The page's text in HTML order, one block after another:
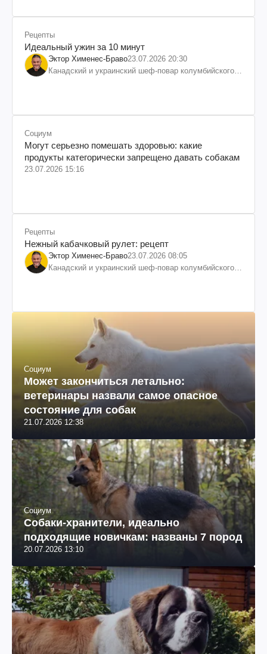
Рецепты
Идеальный ужин за 10 минут
Эктор Хименес-Браво23.07.2026 20:30
Канадский и украинский шеф-повар колумбийского
Социум
Могут серьезно помешать здоровью: какие
продукты категорически запрещено давать собакам
23.07.2026 15:16
Рецепты
Нежный кабачковый рулет: рецепт
Эктор Хименес-Браво23.07.2026 08:05
Канадский и украинский шеф-повар колумбийского
Социум
Может закончиться летально:
ветеринары назвали самое опасное
состояние для собак
21.07.2026 12:38
Социум
Собаки-хранители, идеально
подходящие новичкам: названы 7 пород
20.07.2026 13:10